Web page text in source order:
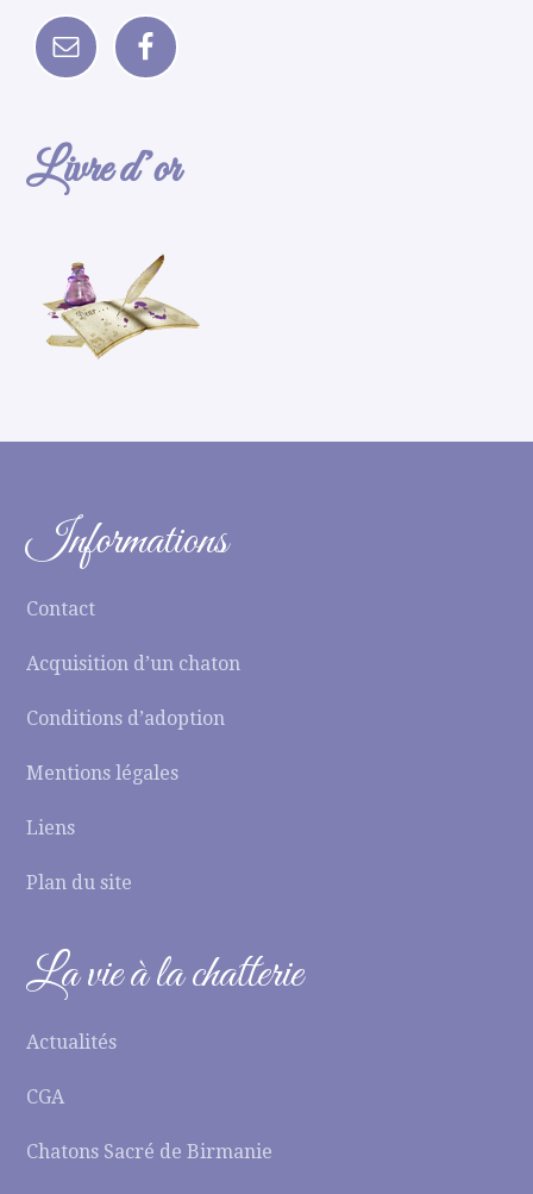
Livre d’or
Informations
Contact
Acquisition d’un chaton
Conditions d’adoption
Mentions légales
Liens
Plan du site
La vie à la chatterie
Actualités
CGA
Chatons Sacré de Birmanie